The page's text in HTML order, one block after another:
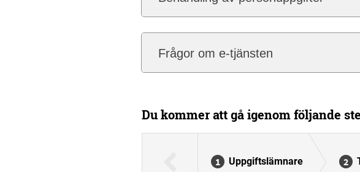
Frågor om e-tjänsten
Du kommer att gå igenom följande
Uppgiftslämnare